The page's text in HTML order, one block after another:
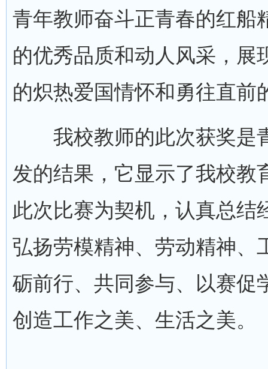
青年教师奋斗正青春的红船
的优秀品质和动人风采，展
的炽热爱国情怀和勇往直前
我校教师的此次获奖是
发的结果，它显示了我校教
此次比赛为契机，认真总结
弘扬劳模精神、劳动精神、
砺前行、共同参与、以赛促
创造工作之美、生活之美。